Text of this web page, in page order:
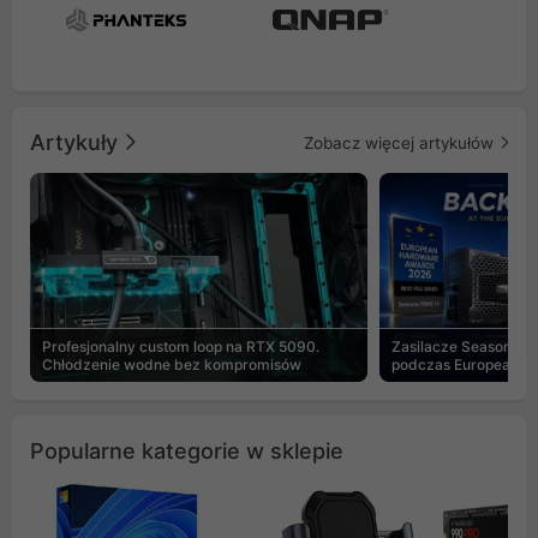
Artykuły Zobacz więcej artykułów
Profesjonalny custom loop na RTX 5090.
Chłodzenie wodne bez kompromisów
Zasilacze Seasonic
podczas European
Popularne kategorie w sklepie